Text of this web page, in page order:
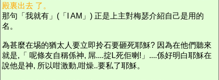
殿裏出去 了。
那句「我就有」(「I AM」) 正是上主對梅瑟介紹自己是用的
名。
為甚麼在埸的猶太人要立即拎石要砸死耶穌? 因為在他們聽來
就是,「 呢條友自稱係神, 屌....掟L死佢喇!」....係好明白耶穌在
說他是神, 所以咁激動,咁燥..要私了耶穌。